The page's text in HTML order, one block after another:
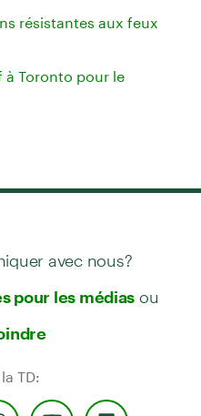
résistantes aux feux
à Toronto pour le
avec nous?
pour les médias ou
TD: